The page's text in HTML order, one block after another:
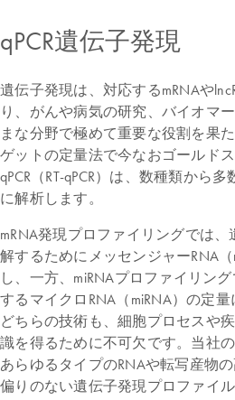
qPCR遺伝子発現
遺伝子発現は、対応するmRNAや
り、がんや病気の研究、バイオマ
まな分野で極めて重要な役割を果
ゲットの定量法で今なおゴールド
qPCR（RT-qPCR）は、数種類から
に解析します。
mRNA発現プロファイリングでは
解するためにメッセンジャーRNA
し、一方、miRNAプロファイリン
するマイクロRNA（miRNA）の定量
どちらの技術も、細胞プロセスや
識を得るために不可欠です。当社
あらゆるタイプのRNAや転写産物
偏りのない遺伝子発現プロファイル